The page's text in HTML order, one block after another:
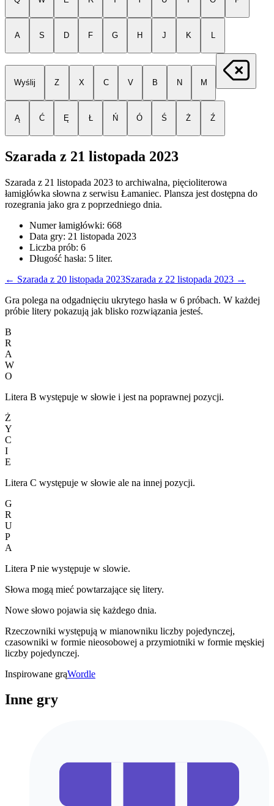
A S D F G H J K L
Wyślij Z X C V B N M
Ą Ć Ę Ł Ń Ó Ś Ż Ź
Szarada z 21 listopada 2023
Szarada z 21 listopada 2023 to archiwalna, pięcioliterowa
łamigłówka słowna z serwisu Łamaniec. Plansza jest dostępna do
rozegrania jako gra z poprzedniego dnia.
Numer łamigłówki: 668
Data gry: 21 listopada 2023
Liczba prób: 6
Długość hasła: 5 liter.
← Szarada z 20 listopada 2023Szarada z 22 listopada 2023 →
Gra polega na odgadnięciu ukrytego hasła w 6 próbach. W każdej
próbie litery pokazują jak blisko rozwiązania jesteś.
B
R
A
W
O
Litera B występuje w słowie i jest na poprawnej pozycji.
Ż
Y
C
I
E
Litera C występuje w słowie ale na innej pozycji.
G
R
U
P
A
Litera P nie występuje w slowie.
Słowa mogą mieć powtarzające się litery.
Nowe słowo pojawia się każdego dnia.
Rzeczowniki występują w mianowniku liczby pojedynczej,
czasowniki w formie nieosobowej a przymiotniki w formie męskiej
liczby pojedynczej.
Inspirowane grąWordle
Inne gry